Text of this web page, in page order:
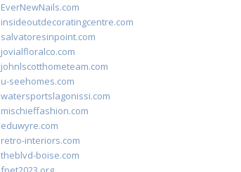
EverNewNails.com
insideoutdecoratingcentre.com
salvatoresinpoint.com
jovialfloralco.com
johnlscotthometeam.com
u-seehomes.com
watersportslagonissi.com
mischieffashion.com
eduwyre.com
retro-interiors.com
theblvd-boise.com